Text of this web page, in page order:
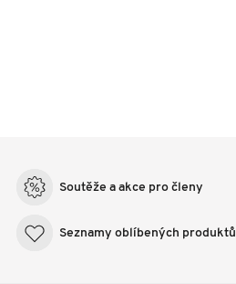
Soutěže a akce pro členy
Seznamy oblíbených produktů